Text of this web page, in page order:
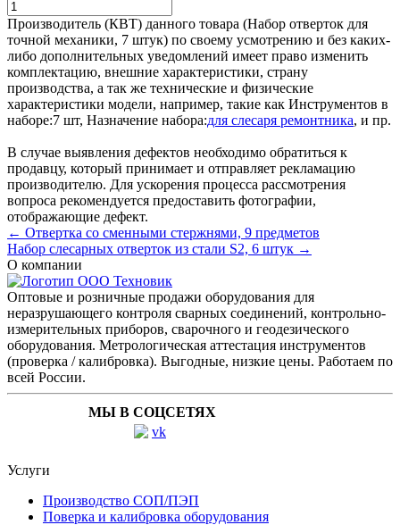
Производитель (КВТ) данного товара (Набор отверток для
точной механики, 7 штук) по своему усмотрению и без каких-
либо дополнительных уведомлений имеет право изменить
комплектацию, внешние характеристики, страну
производства, а так же технические и физические
характеристики модели, например, такие как Инструментов в
наборе:7 шт, Назначение набора:для слесаря ремонтника, и пр.
В случае выявления дефектов необходимо обратиться к
продавцу, который принимает и отправляет рекламацию
производителю. Для ускорения процесса рассмотрения
вопроса рекомендуется предоставить фотографии,
отображающие дефект.
← Отвертка со сменными стержнями, 9 предметов
Набор слесарных отверток из стали S2, 6 штук →
О компании
Оптовые и розничные продажи оборудования для
неразрушающего контроля сварных соединений, контрольно-
измерительных приборов, сварочного и геодезического
оборудования. Метрологическая аттестация инструментов
(проверка / калибровка). Выгодные, низкие цены. Работаем по
всей России.
МЫ В СОЦСЕТЯХ
Услуги
Производство СОП/ПЭП
Поверка и калибровка оборудования